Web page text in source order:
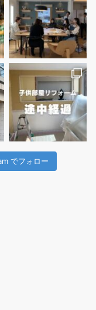
でフォロー